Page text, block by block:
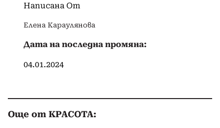
Написана От
Елена Караулянова
Дата на последна промяна:
04.01.2024
Още от КРАСОТА: